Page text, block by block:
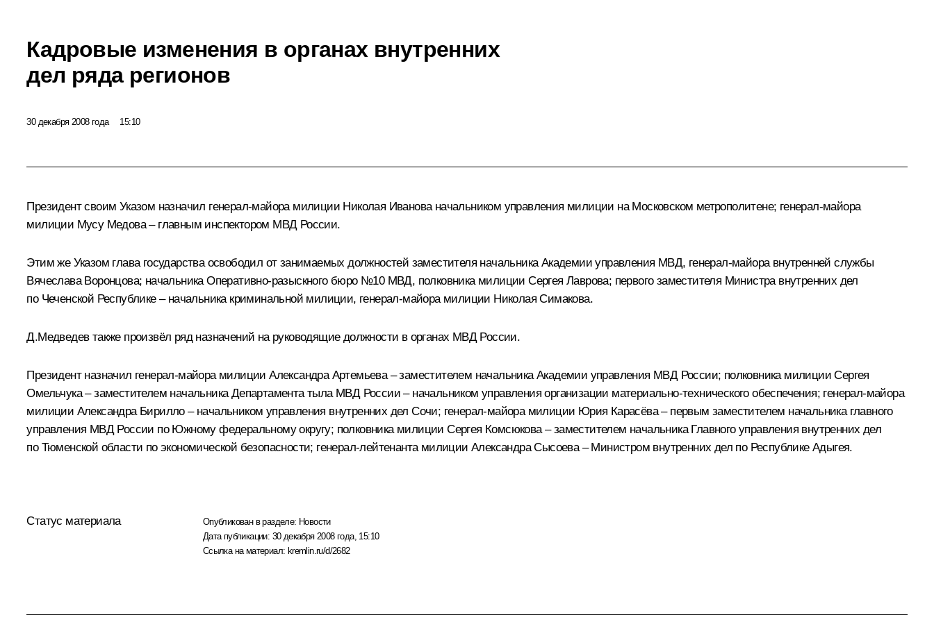
Кадровые изменения в органах внутренних
дел ряда регионов
30 декабря 2008 года 15:10
Президент своим Указом назначил генерал-майора милиции Николая Иванова начальником управления милиции на Московском метрополитене; генерал-майора
милиции Мусу Медова – главным инспектором МВД России.
Этим же Указом глава государства освободил от занимаемых должностей заместителя начальника Академии управления МВД, генерал-майора внутренней службы
Вячеслава Воронцова; начальника Оперативно-разыскного бюро №10 МВД, полковника милиции Сергея Лаврова; первого заместителя Министра внутренних дел
по Чеченской Республике – начальника криминальной милиции, генерал-майора милиции Николая Симакова.
Д.Медведев также произвёл ряд назначений на руководящие должности в органах МВД России.
Президент назначил генерал-майора милиции Александра Артемьева – заместителем начальника Академии управления МВД России; полковника милиции Сергея
Омельчука – заместителем начальника Департамента тыла МВД России – начальником управления организации материально-технического обеспечения; генерал-майора
милиции Александра Бирилло – начальником управления внутренних дел Сочи; генерал-майора милиции Юрия Карасёва – первым заместителем начальника главного
управления МВД России по Южному федеральному округу; полковника милиции Сергея Комсюкова – заместителем начальника Главного управления внутренних дел
по Тюменской области по экономической безопасности; генерал-лейтенанта милиции Александра Сысоева – Министром внутренних дел по Республике Адыгея.
Статус материала Опубликован в разделе: Новости
Дата публикации: 30 декабря 2008 года, 15:10
Ссылка на материал: kremlin.ru/d/2682